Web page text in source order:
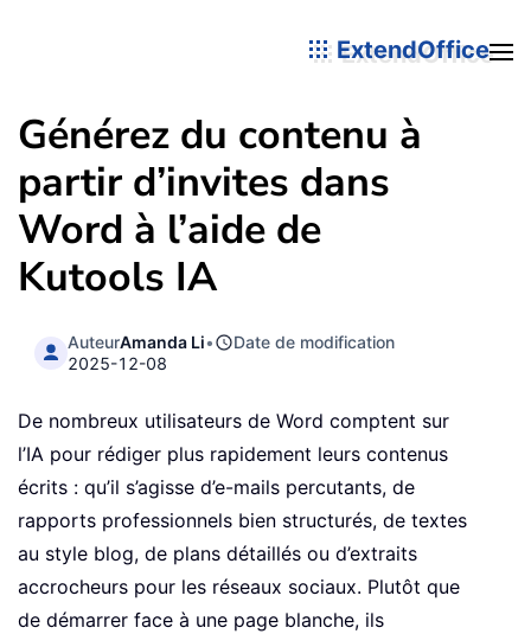
ExtendOffice
Générez du contenu à
partir d’invites dans
Word à l’aide de
Kutools IA
AuteurAmanda Li•
Date de modification
2025-12-08
De nombreux utilisateurs de Word comptent sur
l’IA pour rédiger plus rapidement leurs contenus
écrits : qu’il s’agisse d’e-mails percutants, de
rapports professionnels bien structurés, de textes
au style blog, de plans détaillés ou d’extraits
accrocheurs pour les réseaux sociaux. Plutôt que
de démarrer face à une page blanche, ils